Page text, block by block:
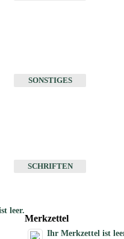
SONSTIGES
SCHRIFTEN
leer.
Merkzettel
Ihr Merkzettel ist